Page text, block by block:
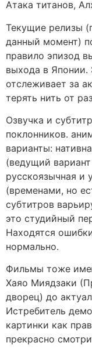
Атака титанов,
Текущие релизы
данный момент)
правило эпизод
выхода в Японии.
отслеживает за
терять нить от
Озвучка и
поклонников.
варианты:
(ведущий
русскоязычная и
(временами, но
субтитров
это студийный
Находятся
нормально.
Фильмы тоже
Хаяо Миядзаки
дворец) до
Истребитель
картинки как
прекрасно